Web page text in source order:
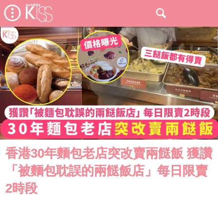
香港30年麵包老店突改賣兩餸飯 獲讚
「被麵包耽誤的兩餸飯店」每日限賣
2時段